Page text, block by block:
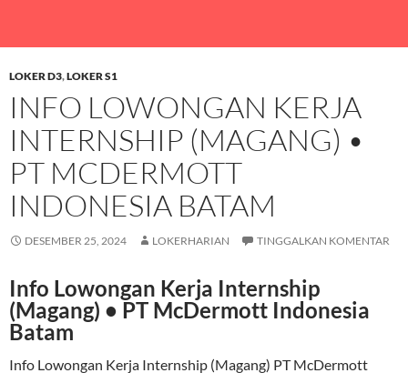
LOKER D3,LOKER S1
INFO LOWONGAN KERJA
INTERNSHIP (MAGANG) •
PT MCDERMOTT
INDONESIA BATAM
DESEMBER 25, 2024 LOKERHARIAN TINGGALKAN KOMENTAR
Info Lowongan Kerja Internship
(Magang) • PT McDermott Indonesia
Batam
Info Lowongan Kerja Internship (Magang) PT McDermott